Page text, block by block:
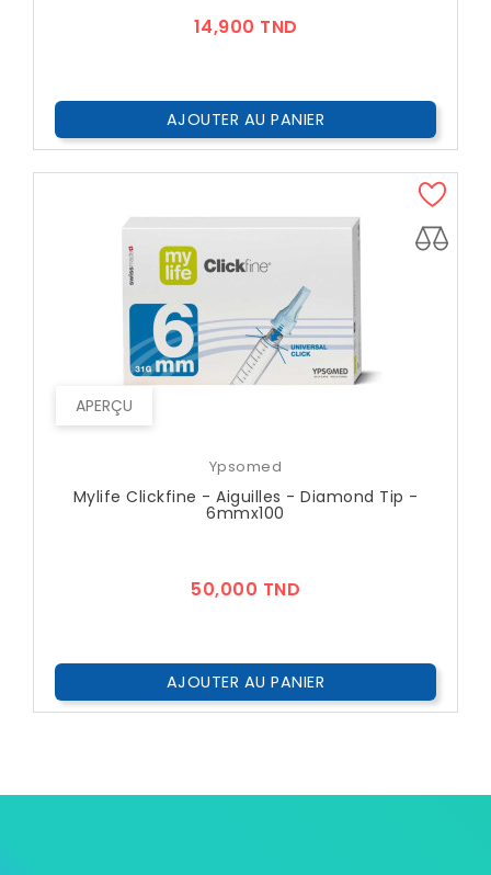
14,900 TND
AJOUTER AU PANIER
APERÇU
Ypsomed
Mylife Clickfine - Aiguilles - Diamond Tip -
6mmx100
50,000 TND
AJOUTER AU PANIER